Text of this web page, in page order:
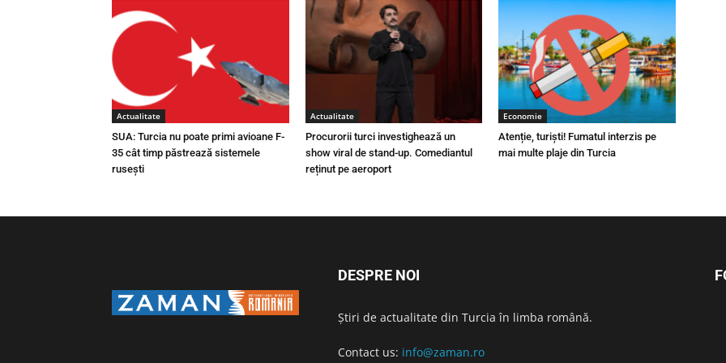
Actualitate
SUA: Turcia nu poate primi avioane F-
35 cât timp păstrează sistemele
rusești
Actualitate
Procurorii turci investighează un
show viral de stand-up. Comediantul
reținut pe aeroport
Economie
Atenție, turiști! Fumatul interzis pe
mai multe plaje din Turcia
DESPRE NOI
Știri de actualitate din Turcia în limba română.
Contact us: info@zaman.ro